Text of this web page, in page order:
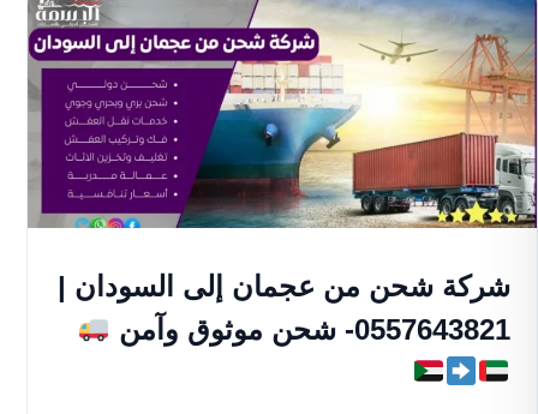
شركة شحن من عجمان إلى السودان |
0557643821- شحن موثوق وآمن